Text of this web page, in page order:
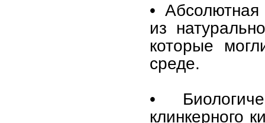
•
из
которые
среде.
•
клинкерного